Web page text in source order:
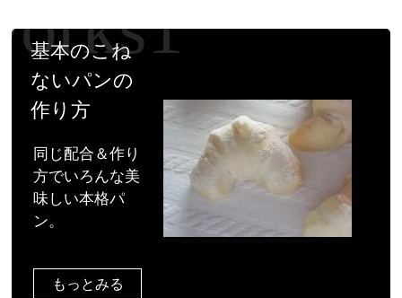
基本のこね
ないパンの
作り方
同じ配合＆作り
方でいろんな美
味しい本格パ
ン。
もっとみる